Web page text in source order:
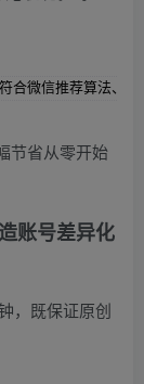
合微信推荐算法、
节省从零开始
账号差异化
，既保证原创